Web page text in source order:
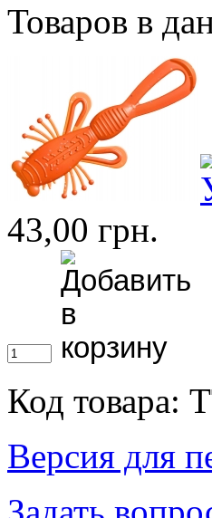
Товаров в
43,00 грн.
Код товара:
Версия для